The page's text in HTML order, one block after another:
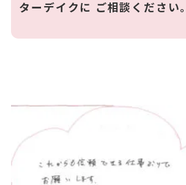
ターデイクに ご相談ください。